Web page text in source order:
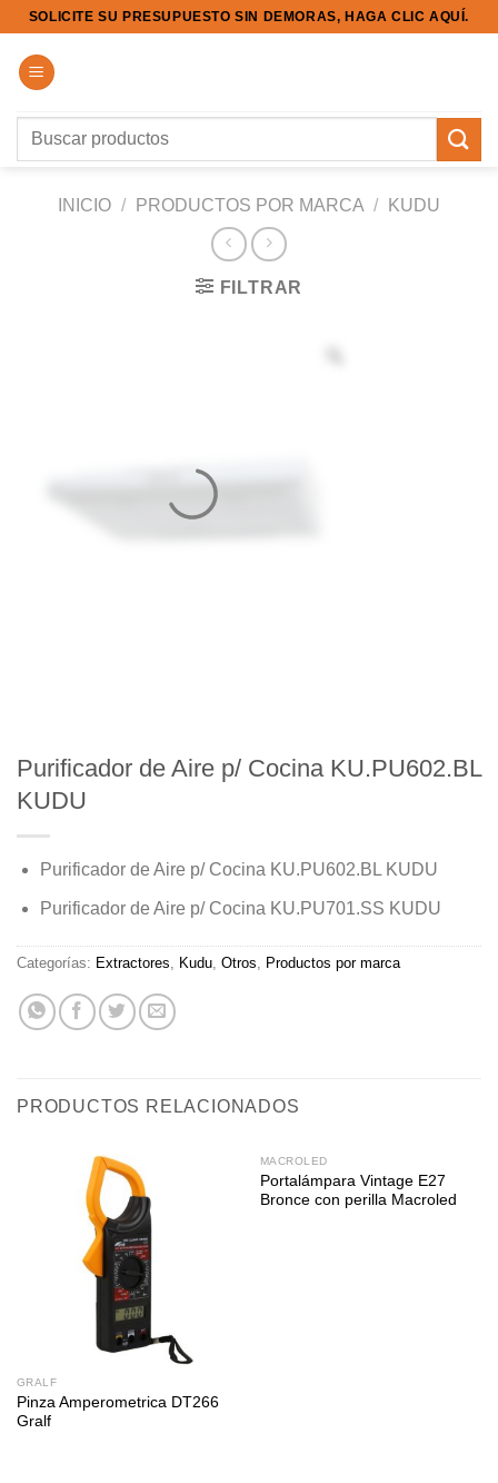
Saltar
contenido
SOLICITE SU PRESUPUESTO SIN DEMORAS, HAGA CLIC AQUÍ.
Buscar
INICIO / PRODUCTOS POR MARCA / KUDU
FILTRAR
Purificador de Aire p/ Cocina KU.PU602.BL
KUDU
Purificador de Aire p/ Cocina KU.PU602.BL KUDU
Purificador de Aire p/ Cocina KU.PU701.SS KUDU
Categorías: Extractores Kudu Otros Productos por marca
PRODUCTOS RELACIONADOS
GRALF
Pinza Amperometrica DT266
Gralf
MACROLED
Portalámpara Vintage E27
Bronce con perilla Macroled